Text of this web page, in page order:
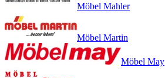
Möbel Mahler
Möbel Martin
Möbel May